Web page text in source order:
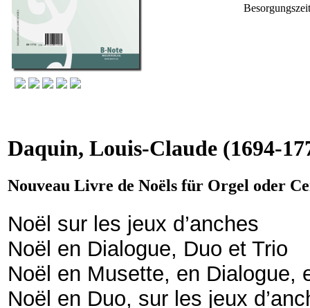
Daquin, Louis-Claude (1694-
Nouveau Livre de Noëls für Orgel oder
Noël sur les jeux d’anches
Noël en Dialogue, Duo et Trio
Noël en Musette, en Dialogue,
Noël en Duo, sur les jeux